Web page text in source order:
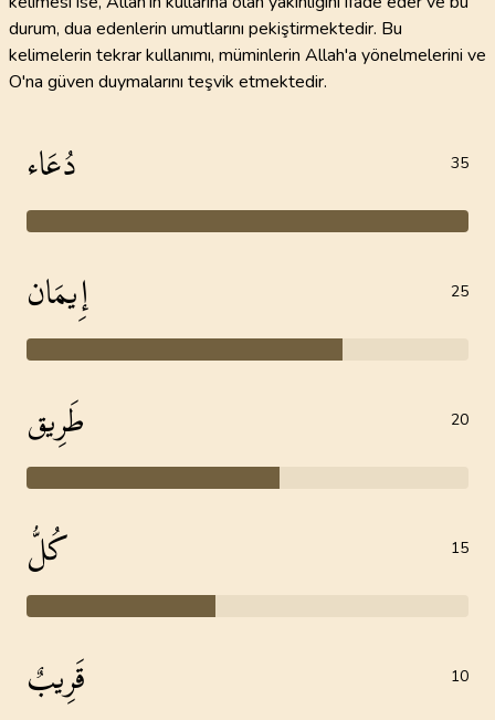
durum, dua edenlerin umutlarını pekiştirmektedir. Bu
kelimelerin tekrar kullanımı, müminlerin Allah'a yönelmelerini ve
O'na güven duymalarını teşvik etmektedir.
دُعَاء 35
إِيمَان 25
طَرِيق 20
كُلُّ 15
قَرِيبٌ 10